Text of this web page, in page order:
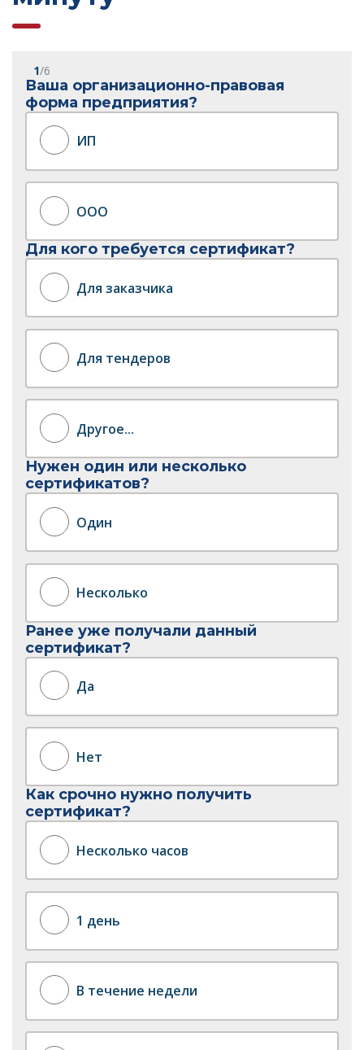
1/6
Ваша организационно-правовая
форма предприятия?
ИП
ООО
Для кого требуется сертификат?
Для заказчика
Для тендеров
Другое...
Нужен один или несколько
сертификатов?
Один
Несколько
Ранее уже получали данный
сертификат?
Да
Нет
Как срочно нужно получить
сертификат?
Несколько часов
1 день
В течение недели